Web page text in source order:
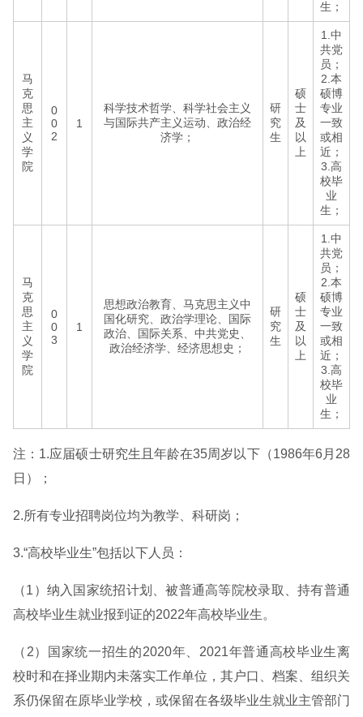
生；
马
克
思
主
义
学
院
0
0
2
1
科学技术哲学、科学社会主义
与国际共产主义运动、政治经
济学；
研
究
生
硕
士
及
以
上
1.中
共党
员；
2.本
硕博
专业
一致
或相
近；
3.高
校毕
业
生；
马
克
思
主
义
学
院
0
0
3
1
思想政治教育、马克思主义中
国化研究、政治学理论、国际
政治、国际关系、中共党史、
政治经济学、经济思想史；
研
究
生
硕
士
及
以
上
1.中
共党
员；
2.本
硕博
专业
一致
或相
近；
3.高
校毕
业
生；
注：1.应届硕士研究生且年龄在35周岁以下（1986年6月28
日）；
2.所有专业招聘岗位均为教学、科研岗；
3.“高校毕业生”包括以下人员：
（1）纳入国家统招计划、被普通高等院校录取、持有普通
高校毕业生就业报到证的2022年高校毕业生。
（2）国家统一招生的2020年、2021年普通高校毕业生离
校时和在择业期内未落实工作单位，其户口、档案、组织关
系仍保留在原毕业学校，或保留在各级毕业生就业主管部门